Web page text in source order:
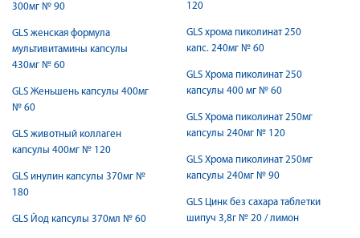
300мг № 90
GLS женская формула
мультивитамины капсулы
430мг № 60
GLS Женьшень капсулы 400мг
№ 60
GLS животный коллаген
капсулы 400мг № 120
GLS инулин капсулы 370мг №
180
GLS Йод капсулы 370мл № 60
120
GLS хрома пиколинат 250
капc. 240мг № 60
GLS Хрома пиколинат 250
капсулы 400 мг № 60
GLS Хрома пиколинат 250мг
капсулы 240мг № 120
GLS Хрома пиколинат 250мг
капсулы 240мг № 90
GLS Цинк без сахара таблетки
шипуч 3,8г № 20 / лимон